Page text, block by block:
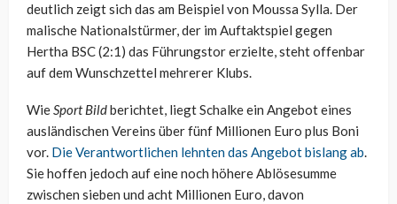
deutlich zeigt sich das am Beispiel von Moussa Sylla. Der
malische Nationalstürmer, der im Auftaktspiel gegen
Hertha BSC (2:1) das Führungstor erzielte, steht offenbar
auf dem Wunschzettel mehrerer Klubs.
WieSport Bildberichtet, liegt Schalke ein Angebot eines
ausländischen Vereins über fünf Millionen Euro plus Boni
vor. Die Verantwortlichen lehnten das Angebot bislang ab.
Sie hoffen jedoch auf eine noch höhere Ablösesumme
zwischen sieben und acht Millionen Euro, davon